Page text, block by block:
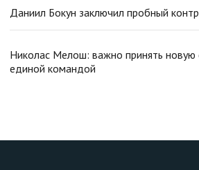
Даниил Бокун заключил пробный
Николас Мелош: важно принять новую
единой командой